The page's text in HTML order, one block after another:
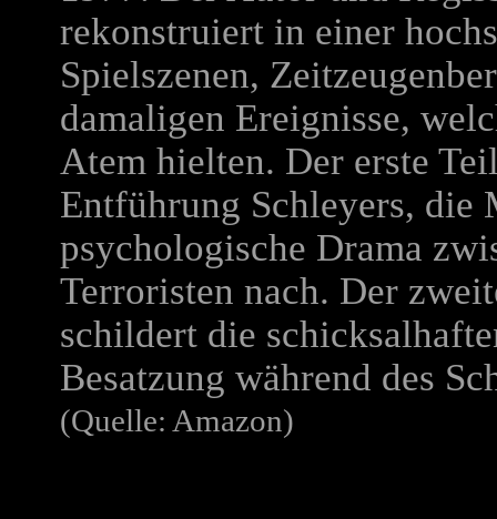
rekonstruiert in einer
Spielszenen,
damaligen Ereignisse,
Atem hielten. Der erste
Entführung Schleyers, die
psychologische Drama
Terroristen nach. Der
schildert die
Besatzung während des
(Quelle: Amazon)